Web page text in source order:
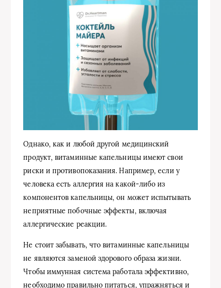
Однако, как и любой другой медицинский
продукт, витаминные капельницы имеют свои
риски и противопоказания. Например, если у
человека есть аллергия на какой-либо из
компонентов капельницы, он может испытывать
неприятные побочные эффекты, включая
аллергические реакции.
Не стоит забывать, что витаминные капельницы
не являются заменой здорового образа жизни.
Чтобы иммунная система работала эффективно,
необходимо правильно питаться, упражняться и